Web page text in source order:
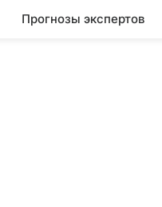
Прогнозы экспертов